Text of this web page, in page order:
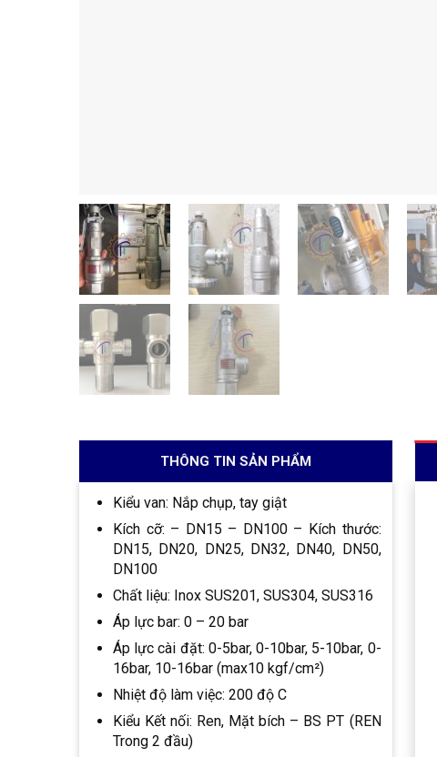
THÔNG TIN SẢN PHẨM
Kiểu van: Nắp chụp, tay giật
Kích cỡ: – DN15 – DN100 – Kích thước:
DN15, DN20, DN25, DN32, DN40, DN50,
DN100
Chất liệu: Inox SUS201, SUS304, SUS316
Áp lực bar: 0 – 20 bar
Áp lực cài đặt: 0-5bar, 0-10bar, 5-10bar, 0-
16bar, 10-16bar (max10 kgf/cm²)
Nhiệt độ làm việc: 200 độ C
Kiểu Kết nối: Ren, Mặt bích – BS PT (REN
Trong 2 đầu)